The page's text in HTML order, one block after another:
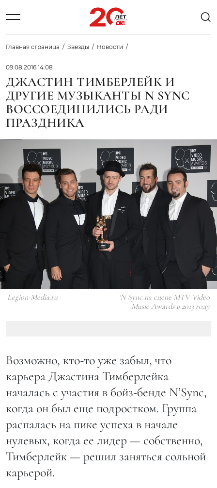
Главная страница Звезды Новости
09.08.2016 14:08
ДЖАСТИН ТИМБЕРЛЕЙК И
ДРУГИЕ МУЗЫКАНТЫ N SYNC
ВОССОЕДИНИЛИСЬ РАДИ
ПРАЗДНИКА
Legion-Media.ru
'N Sync на сцене MTV Video
Music Awards в 2013 году
Возможно, кто-то уже забыл, что
карьера Джастина Тимберлейка
началась с участия в бойз-бенде N’Sync,
когда он был еще подростком. Группа
распалась на пике успеха в начале
нулевых, когда ее лидер — собственно,
Тимберлейк — решил заняться сольной
карьерой.